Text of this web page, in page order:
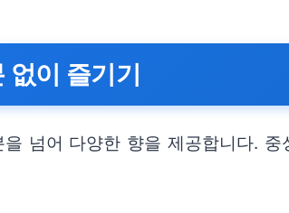
없이 즐기기
넘어 다양한 향을 제공합니다.